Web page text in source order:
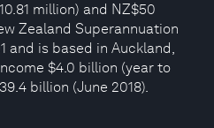
million) and NZ$50
Zealand Superannuation
and is based in Auckland,
$4.0 billion (year to
billion (June 2018).